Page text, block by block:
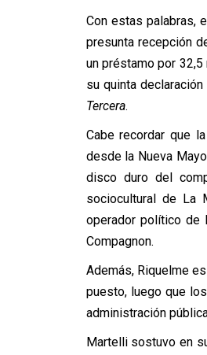
Con estas palabras,
presunta recepción
un préstamo por
su quinta
Tercera.
Cabe recordar que
desde la Nueva
disco duro del
sociocultural de La
operador político de
Compagnon.
Además, Riquelme
puesto, luego que
administración
Martelli sostuvo en